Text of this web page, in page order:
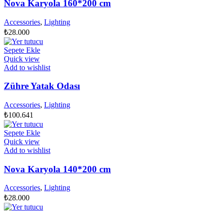
Nova Karyola 160*200 cm
Accessories, Lighting
₺28.000
Sepete Ekle
Quick view
Add to wishlist
Zühre Yatak Odası
Accessories, Lighting
₺100.641
Sepete Ekle
Quick view
Add to wishlist
Nova Karyola 140*200 cm
Accessories, Lighting
₺28.000